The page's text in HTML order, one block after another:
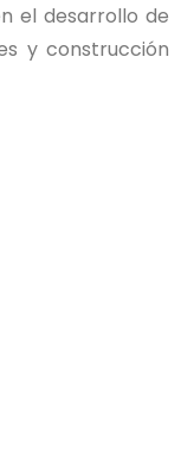
el desarrollo de
y construcción